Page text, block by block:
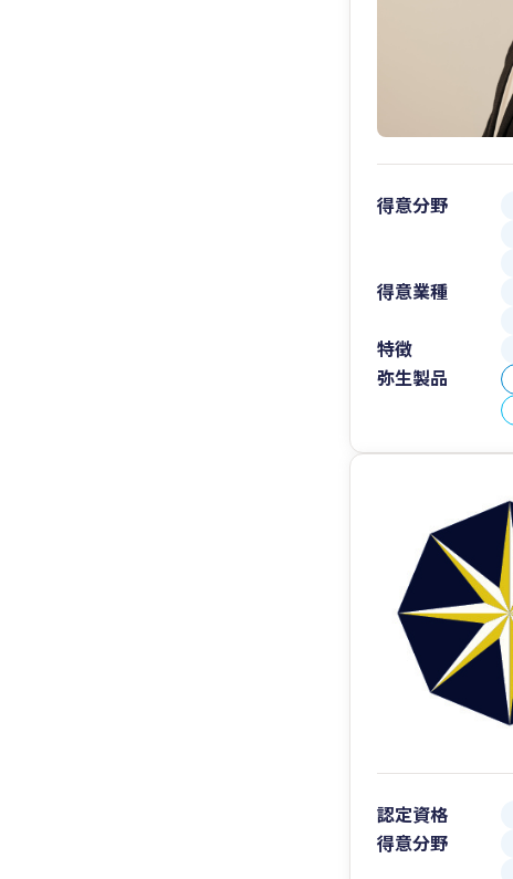
得意分野
得意業種
特徴
弥生製品
認定資格
得意分野